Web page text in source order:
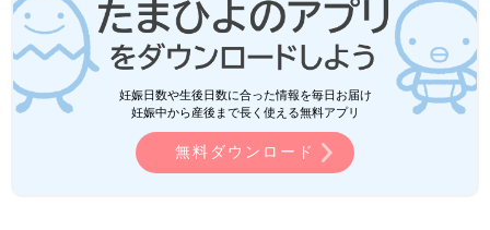
妊娠日数や生後日数に合った情報を毎日お届け
妊娠中から産後まで長く使える無料アプリ
無料ダウンロード